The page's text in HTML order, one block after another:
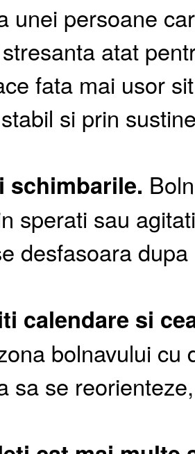
unei persoane
atat
fata mai usor
si prin
schimbarile.
sperati sau
desfasoara
calendare si
bolnavului cu
sa se